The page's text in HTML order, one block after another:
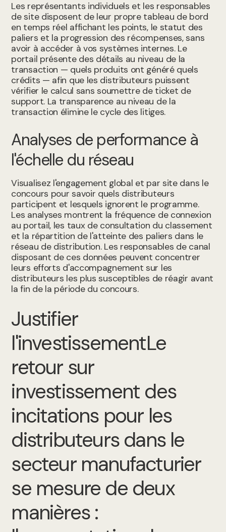
Les représentants individuels et les responsables
de site disposent de leur propre tableau de bord
en temps réel affichant les points, le statut des
paliers et la progression des récompenses, sans
avoir à accéder à vos systèmes internes. Le
portail présente des détails au niveau de la
transaction — quels produits ont généré quels
crédits — afin que les distributeurs puissent
vérifier le calcul sans soumettre de ticket de
support. La transparence au niveau de la
transaction élimine le cycle des litiges.
Analyses de performance à
l'échelle du réseau
Visualisez l'engagement global et par site dans le
concours pour savoir quels distributeurs
participent et lesquels ignorent le programme.
Les analyses montrent la fréquence de connexion
au portail, les taux de consultation du classement
et la répartition de l'atteinte des paliers dans le
réseau de distribution. Les responsables de canal
disposant de ces données peuvent concentrer
leurs efforts d'accompagnement sur les
distributeurs les plus susceptibles de réagir avant
la fin de la période du concours.
Justifier
l'investissementLe
retour sur
investissement des
incitations pour les
distributeurs dans le
secteur manufacturier
se mesure de deux
manières :